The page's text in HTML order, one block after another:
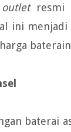
outlet resmi
ini
baterai